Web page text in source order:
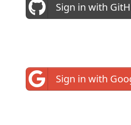
Sign in with
Sign in with